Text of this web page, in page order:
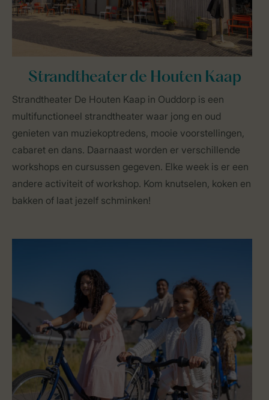
Strandtheater de Houten Kaap
Strandtheater De Houten Kaap in Ouddorp is een
multifunctioneel strandtheater waar jong en oud
genieten van muziekoptredens, mooie voorstellingen,
cabaret en dans. Daarnaast worden er verschillende
workshops en cursussen gegeven. Elke week is er een
andere activiteit of workshop. Kom knutselen, koken en
bakken of laat jezelf schminken!